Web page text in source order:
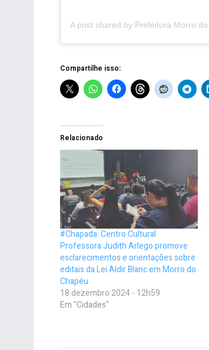
Compartilhe isso:
Relacionado
#Chapada: Centro Cultural
Professora Judith Arlego promove
esclarecimentos e orientações sobre
editais da Lei Aldir Blanc em Morro do
Chapéu
18 dezembro 2024 - 12h59
Em "Cidades"